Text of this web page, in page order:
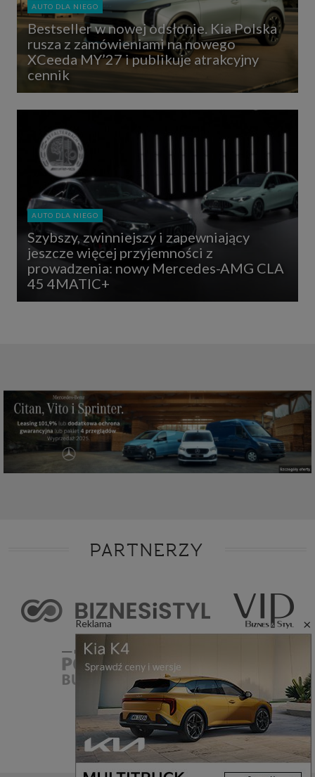
Reklama ×
AUTO DLA NIEGO
Bestseller w nowej odsłonie. Kia Polska
rusza z zamówieniami na nowego
XCeeda MY’27 i publikuje atrakcyjny
cennik
AUTO DLA NIEGO
Szybszy, zwinniejszy i zapewniający
jeszcze więcej przyjemności z
prowadzenia: nowy Mercedes-AMG CLA
45 4MATIC+
PARTNERZY